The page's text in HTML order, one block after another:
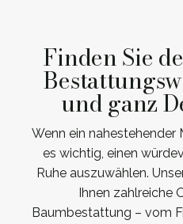
Finden Sie
und ganz
Wenn ein nahestehender
es wichtig, einen
Ruhe auszuwählen.
Ihnen zahlreiche
Baumbestattung – vom